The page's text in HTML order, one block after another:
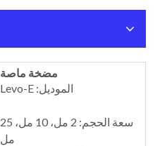
مضخة ماصة
الموديل: Levo-E
سعة الحجم: 2 مل، 10 مل، 25
مل